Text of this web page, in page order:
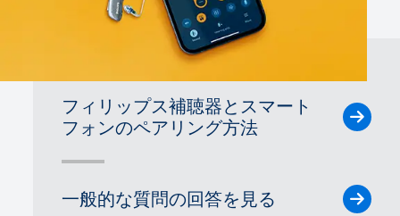
フィリップス補聴器とスマート
フォンのペアリング方法
一般的な質問の回答を見る